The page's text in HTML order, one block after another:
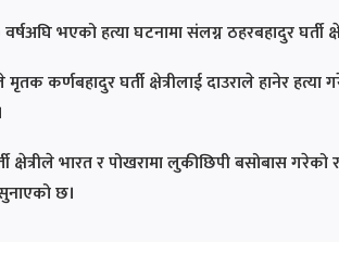
वर्षअघि भएको हत्या घटनामा संलग्न ठहरबहादुर घर्ती
कर्णबहादुर घर्ती क्षेत्रीलाई दाउराले हानेर
क्षेत्रीले भारत र पोखरामा लुकीछिपी बसोबास
छ।